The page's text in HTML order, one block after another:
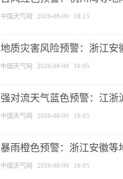
中国天气网 2026-08-09 18:15
地质灾害风险预警：浙江安
中国天气网 2026-08-09 18:05
强对流天气蓝色预警：江浙
中国天气网 2026-08-09 18:05
暴雨橙色预警：浙江安徽等
中国天气网 2026-08-09 18:05